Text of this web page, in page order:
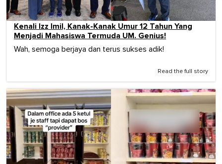
Kenali Izz Imil, Kanak-Kanak Umur 12 Tahun Yang
Menjadi Mahasiswa Termuda UM. Genius!
Wah, semoga berjaya dan terus sukses adik!
Read the full story